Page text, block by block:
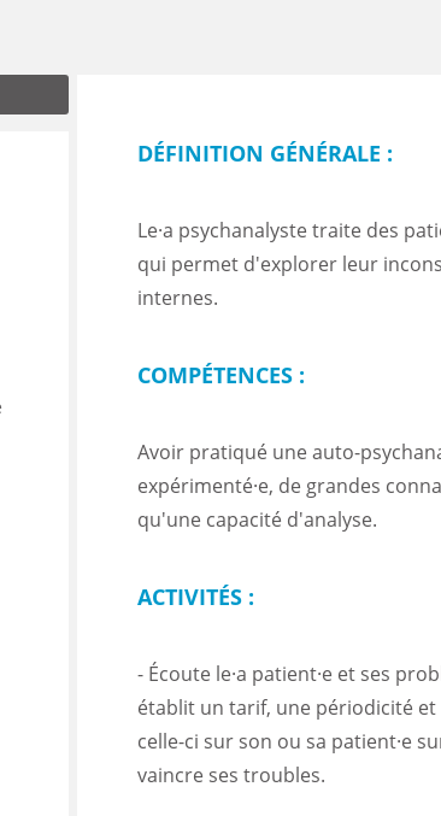
DÉFINITION GÉNÉRALE :
Le·a psychanalyste traite des
qui permet d'explorer leur
internes.
COMPÉTENCES :
Avoir pratiqué une auto-
expérimenté·e, de grandes
qu'une capacité d'analyse.
ACTIVITÉS :
- Écoute le·a patient·e et ses
établit un tarif, une périodicité
celle-ci sur son ou sa patient·e
vaincre ses troubles.